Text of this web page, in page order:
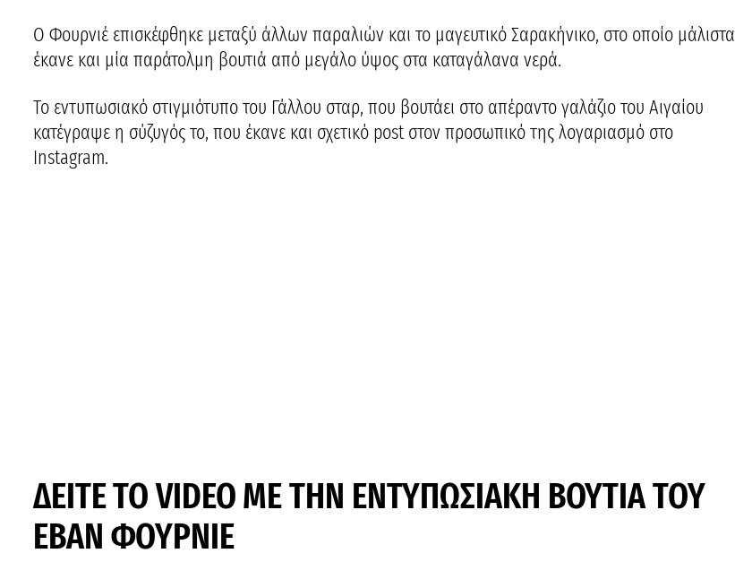
Ο Φουρνιέ επισκέφθηκε μεταξύ άλλων παραλιών και το μαγευτικό Σαρακήνικο, στο οποίο μάλιστα
έκανε και μία παράτολμη βουτιά από μεγάλο ύψος στα καταγάλανα νερά.
Το εντυπωσιακό στιγμιότυπο του Γάλλου σταρ, που βουτάει στο απέραντο γαλάζιο του Αιγαίου
κατέγραψε η σύζυγός το, που έκανε και σχετικό post στον προσωπικό της λογαριασμό στο
Instagram.
ΔΕΙΤΕ ΤΟ VIDEO ΜΕ ΤΗΝ ΕΝΤΥΠΩΣΙΑΚΗ ΒΟΥΤΙΑ ΤΟΥ
ΕΒΑΝ ΦΟΥΡΝΙΕ